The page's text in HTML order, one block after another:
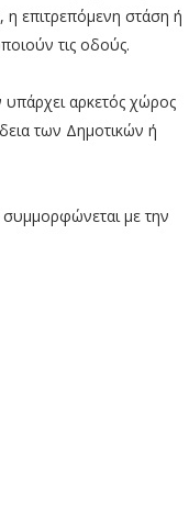
η επιτρεπόμενη στάση ή
τις οδούς.
υπάρχει αρκετός χώρος
των Δημοτικών ή
συμμορφώνεται με την